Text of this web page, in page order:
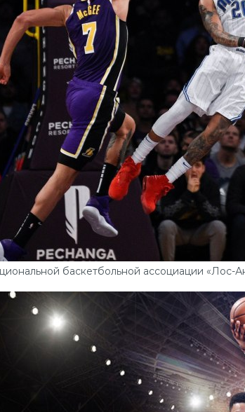
баскетбольной ассоциации «Лос-